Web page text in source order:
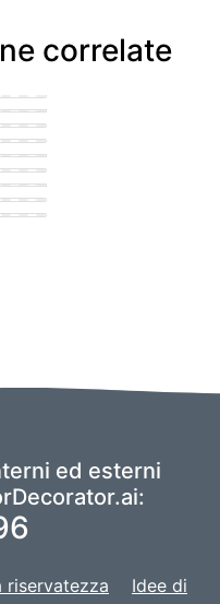
correlate
ed esterni
riservatezza
Idee di